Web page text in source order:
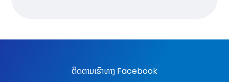
ຕິດຕາມເຮົາທາງ Facebook